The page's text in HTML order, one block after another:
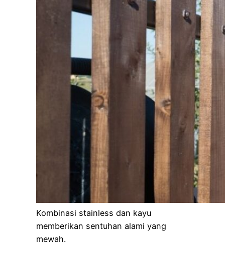
Kombinasi stainless dan kayu
memberikan sentuhan alami yang
mewah.